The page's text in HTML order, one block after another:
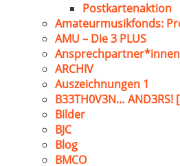
Postkartenaktion
Amateurmusikfonds:
AMU – Die 3 PLUS
Ansprechpartner*innen
ARCHIV
Auszeichnungen 1
B33TH0V3N… AND3RS!
Bilder
BJC
Blog
BMCO